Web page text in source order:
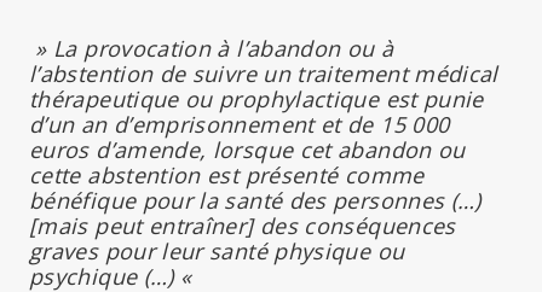
» La provocation à l’abandon ou à
l’abstention de suivre un traitement médical
thérapeutique ou prophylactique est punie
d’un an d’emprisonnement et de 15 000
euros d’amende, lorsque cet abandon ou
cette abstention est présenté comme
bénéfique pour la santé des personnes (…)
[mais peut entraîner] des conséquences
graves pour leur santé physique ou
psychique (…) «